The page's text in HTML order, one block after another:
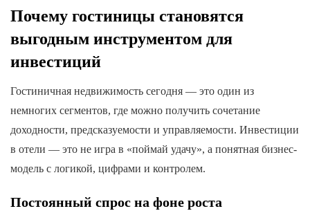
Почему гостиницы становятся
выгодным инструментом для
инвестиций
Гостиничная недвижимость сегодня — это один из
немногих сегментов, где можно получить сочетание
доходности, предсказуемости и управляемости. Инвестиции
в отели — это не игра в «поймай удачу», а понятная бизнес-
модель с логикой, цифрами и контролем.
Постоянный спрос на фоне роста